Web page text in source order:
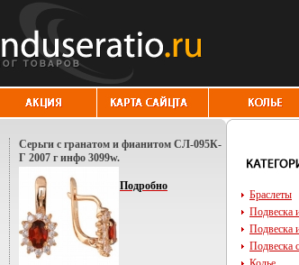
Серьги с гранатом и фианитом СЛ-095К-
Г 2007 г инфо 3099w.
Подробно
Браслеты
Подвеска
Подвеска
Подвеска